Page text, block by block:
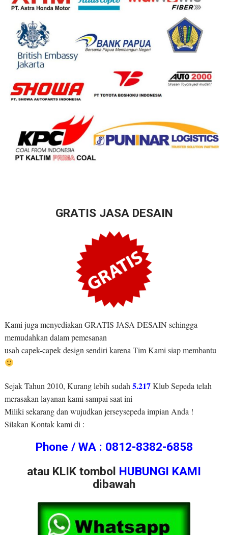
GRATIS JASA DESAIN
Kami juga menyediakan GRATIS JASA DESAIN sehingga
memudahkan dalam pemesanan
usah capek-capek design sendiri karena Tim Kami siap membantu
Sejak Tahun 2010, Kurang lebih sudah 5.217Klub Sepeda telah
merasakan layanan kami sampai saat ini
Miliki sekarang dan wujudkan jerseysepeda impian Anda !
Silakan Kontak kami di :
Phone / WA : 0812-8382-6858
atau KLIK tombol HUBUNGI KAMI
dibawah